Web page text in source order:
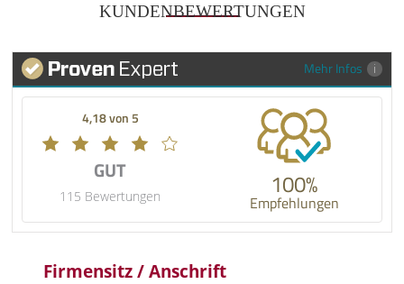
KUNDENBEWERTUNGEN
Mehr Infos
4,18 von 5
GUT
115 Bewertungen 100%
Empfehlungen
Firmensitz / Anschrift